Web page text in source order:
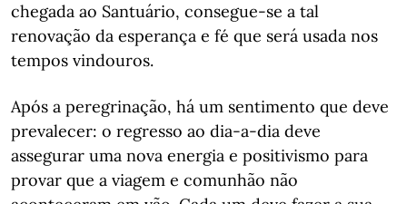
chegada ao Santuário, consegue-se a tal
renovação da esperança e fé que será usada nos
tempos vindouros.
Após a peregrinação, há um sentimento que deve
prevalecer: o regresso ao dia-a-dia deve
assegurar uma nova energia e positivismo para
provar que a viagem e comunhão não